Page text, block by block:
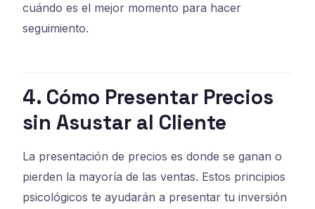
cuándo es el mejor momento para hacer
seguimiento.
4. Cómo Presentar Precios
sin Asustar al Cliente
La presentación de precios es donde se ganan o
pierden la mayoría de las ventas. Estos principios
psicológicos te ayudarán a presentar tu inversión